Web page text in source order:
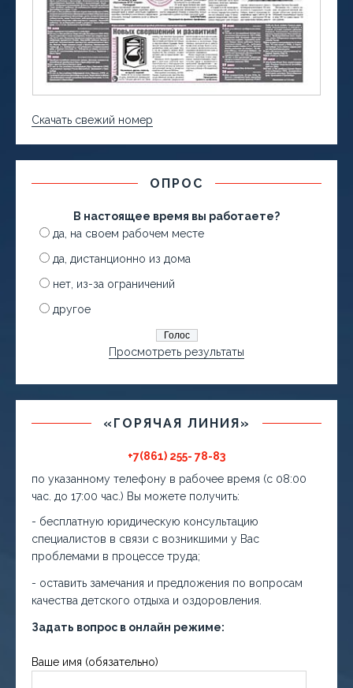
Скачать свежий номер
ОПРОС
В настоящее время вы работаете?
да, на своем рабочем месте
да, дистанционно из дома
нет, из-за ограничений
другое
Просмотреть результаты
«ГОРЯЧАЯ ЛИНИЯ»
+7(861) 255- 78-83
по указанному телефону в рабочее время (с 08:00
час. до 17:00 час.) Вы можете получить:
- бесплатную юридическую консультацию
специалистов в связи с возникшими у Вас
проблемами в процессе труда;
- оставить замечания и предложения по вопросам
качества детского отдыха и оздоровления.
Задать вопрос в онлайн режиме:
Ваше имя (обязательно)